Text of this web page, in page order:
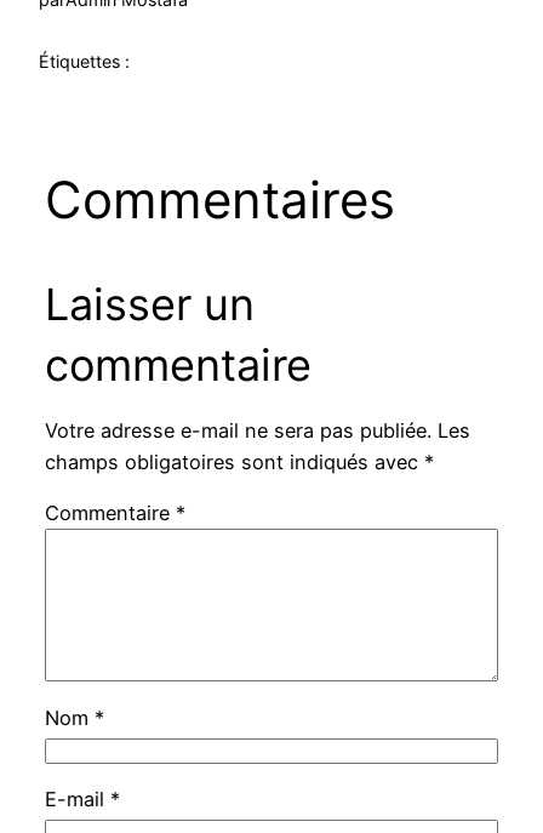
Étiquettes :
Commentaires
Laisser un
commentaire
Votre adresse e-mail ne sera pas publiée. Les
champs obligatoires sont indiqués avec *
Commentaire *
Nom *
E-mail *